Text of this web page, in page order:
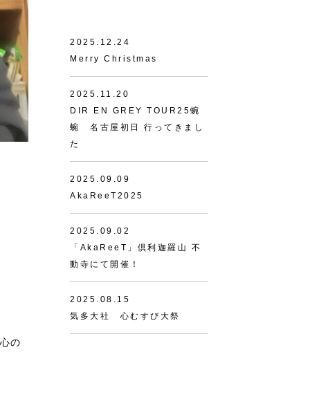
の
2025.12.24
Merry Christmas
2025.11.20
DIR EN GREY TOUR25蜿
蜿 名古屋初日 行ってきまし
た
2025.09.09
AkaReeT2025
2025.09.02
「AkaReeT」倶利迦羅山 不
動寺にて開催！
2025.08.15
気多大社 心むすび大祭